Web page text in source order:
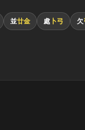
並廿金 處 卜弓 欠